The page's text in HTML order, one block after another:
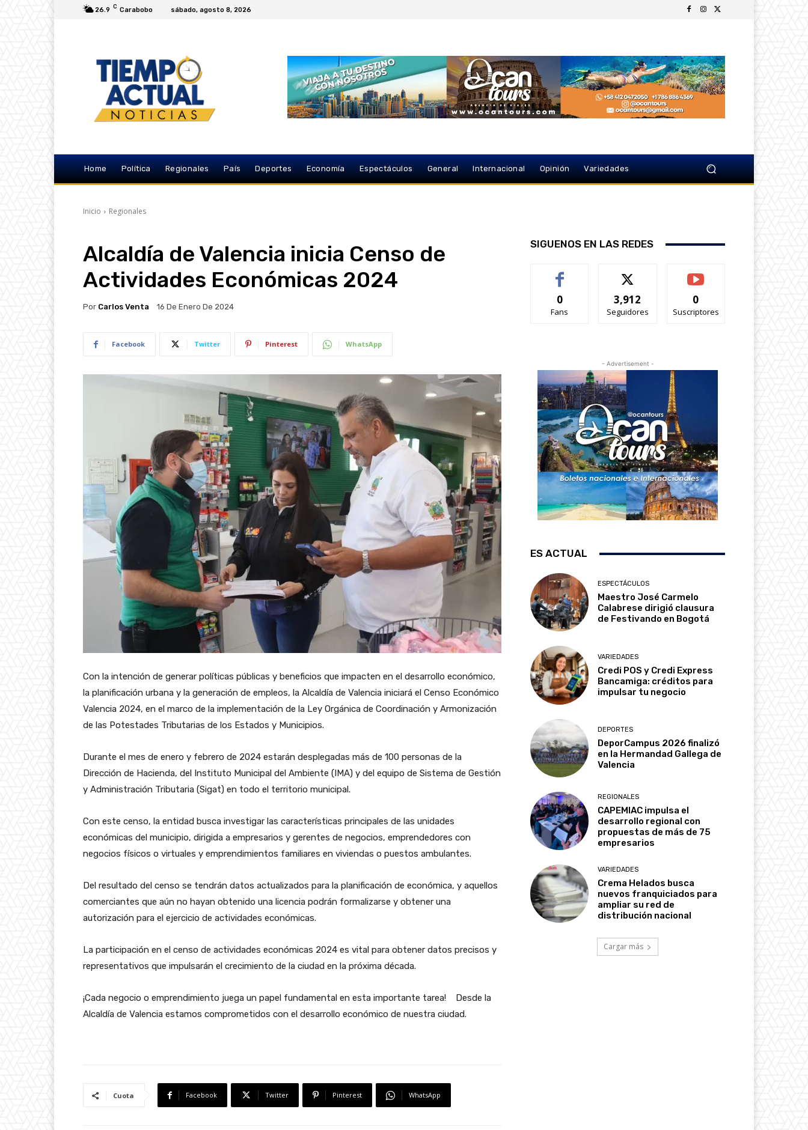
26.9 C Carabobo sábado, agosto 8, 2026
Home Política Regionales País Deportes Economía Espectáculos General Internacional Opinión Variedades
Inicio Regionales
Alcaldía de Valencia inicia Censo de
Actividades Económicas 2024
Por Carlos Venta 16 De Enero De 2024
Facebook Twitter Pinterest WhatsApp
Con la intención de generar políticas públicas y beneficios que impacten en el desarrollo económico,
la planificación urbana y la generación de empleos, la Alcaldía de Valencia iniciará el Censo Económico
Valencia 2024, en el marco de la implementación de la Ley Orgánica de Coordinación y Armonización
de las Potestades Tributarias de los Estados y Municipios.
Durante el mes de enero y febrero de 2024 estarán desplegadas más de 100 personas de la
Dirección de Hacienda, del Instituto Municipal del Ambiente (IMA) y del equipo de Sistema de Gestión
y Administración Tributaria (Sigat) en todo el territorio municipal.
Con este censo, la entidad busca investigar las características principales de las unidades
económicas del municipio, dirigida a empresarios y gerentes de negocios, emprendedores con
negocios físicos o virtuales y emprendimientos familiares en viviendas o puestos ambulantes.
Del resultado del censo se tendrán datos actualizados para la planificación de económica, y aquellos
comerciantes que aún no hayan obtenido una licencia podrán formalizarse y obtener una
autorización para el ejercicio de actividades económicas.
La participación en el censo de actividades económicas 2024 es vital para obtener datos precisos y
representativos que impulsarán el crecimiento de la ciudad en la próxima década.
¡Cada negocio o emprendimiento juega un papel fundamental en esta importante tarea! Desde la
Alcaldía de Valencia estamos comprometidos con el desarrollo económico de nuestra ciudad.
Cuota Facebook Twitter Pinterest WhatsApp
SIGUENOS EN LAS REDES
0
Fans
3,912
Seguidores
0
Suscriptores
- Advertisement -
ES ACTUAL
ESPECTÁCULOS
Maestro José Carmelo
Calabrese dirigió clausura
de Festivando en Bogotá
VARIEDADES
Credi POS y Credi Express
Bancamiga: créditos para
impulsar tu negocio
DEPORTES
DeporCampus 2026 finalizó
en la Hermandad Gallega de
Valencia
REGIONALES
CAPEMIAC impulsa el
desarrollo regional con
propuestas de más de 75
empresarios
VARIEDADES
Crema Helados busca
nuevos franquiciados para
ampliar su red de
distribución nacional
Cargar más